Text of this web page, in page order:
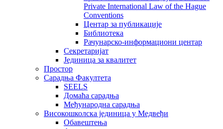
Private International Law of the Hague
Conventions
Центар за публикације
Библиотека
Рачунарско-информациони центар
Секретаријат
Јединица за квалитет
Простор
Сарадња Факултета
SEELS
Домаћа сарадња
Међународна сарадња
Високошколска јединица у Медвеђи
Обавештења